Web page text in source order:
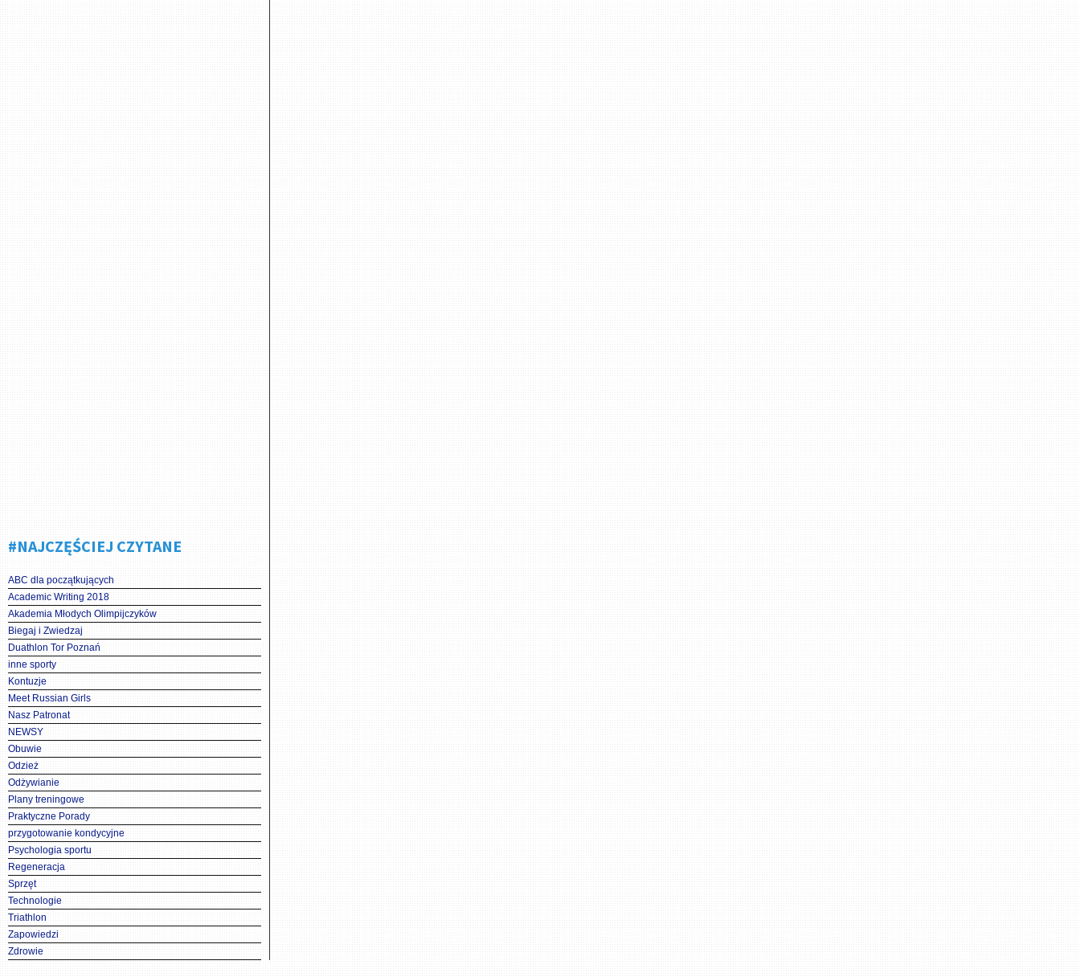
#NAJCZĘŚCIEJ CZYTANE
ABC dla początkujących
Academic Writing 2018
Akademia Młodych Olimpijczyków
Biegaj i Zwiedzaj
Duathlon Tor Poznań
inne sporty
Kontuzje
Meet Russian Girls
Nasz Patronat
NEWSY
Obuwie
Odzież
Odżywianie
Plany treningowe
Praktyczne Porady
przygotowanie kondycyjne
Psychologia sportu
Regeneracja
Sprzęt
Technologie
Triathlon
Zapowiedzi
Zdrowie